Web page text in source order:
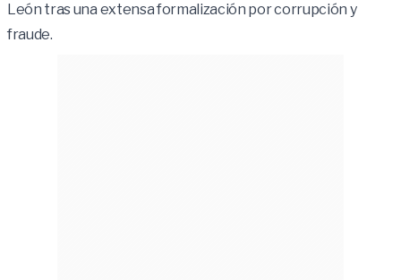
León tras una extensa formalización por corrupción y
fraude.